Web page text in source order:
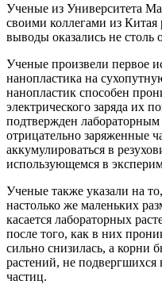
Ученые из Университета
своими коллегами из
выводы оказались не
Ученые произвели первое
нанопластика на
нанопластик способен
электрического заряда их
подтвержден
отрицательно заряженные
аккумулироваться в
использующемся в
Ученые также указали на
настолько же маленьких
касается лабораторных
после того, как в них
сильно снизилась, а корни
растений, не
частиц.